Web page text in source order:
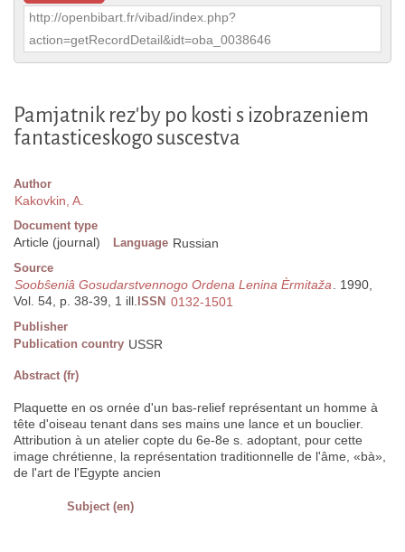
http://openbibart.fr/vibad/index.php?
action=getRecordDetail&idt=oba_0038646
Pamjatnik rez'by po kosti s izobrazeniem
fantasticeskogo suscestva
Author
Kakovkin, A.
Document type
Article (journal) Language Russian
Source
Soobŝeniâ Gosudarstvennogo Ordena Lenina Èrmitaža. 1990,
Vol. 54, p. 38-39, 1 ill. ISSN 0132-1501
Publisher
Publication country USSR
Abstract (fr)
Plaquette en os ornée d'un bas-relief représentant un homme à
tête d'oiseau tenant dans ses mains une lance et un bouclier.
Attribution à un atelier copte du 6e-8e s. adoptant, pour cette
image chrétienne, la représentation traditionnelle de l'âme, «bà»,
de l'art de l'Egypte ancien
Subject (en)